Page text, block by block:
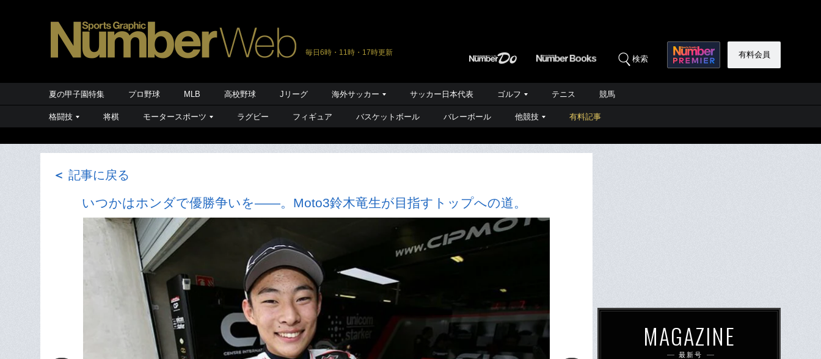
毎日6時・11時・17時更新
検索 有料会員
夏の甲子園特集 プロ野球 MLB 高校野球 Jリーグ 海外サッカー サッカー日本代表 ゴルフ テニス 競馬
格闘技 将棋 モータースポーツ ラグビー フィギュア バスケットボール バレーボール 他競技 有料記事
＜ 記事に戻る
いつかはホンダで優勝争いを――。Moto3鈴木竜生が目指すトップへの道。
MAGAZINE
最新号